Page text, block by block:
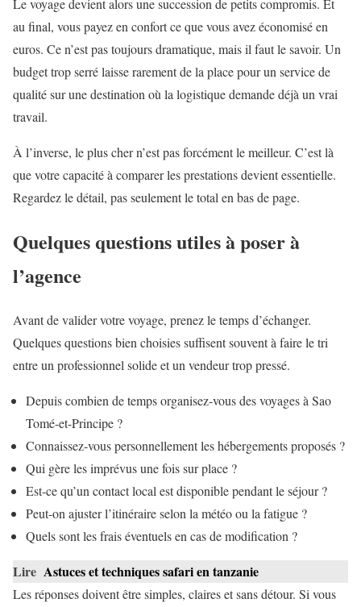
Le voyage devient alors une succession de petits compromis. Et
au final, vous payez en confort ce que vous avez économisé en
euros. Ce n’est pas toujours dramatique, mais il faut le savoir. Un
budget trop serré laisse rarement de la place pour un service de
qualité sur une destination où la logistique demande déjà un vrai
travail.
À l’inverse, le plus cher n’est pas forcément le meilleur. C’est là
que votre capacité à comparer les prestations devient essentielle.
Regardez le détail, pas seulement le total en bas de page.
Quelques questions utiles à poser à
l’agence
Avant de valider votre voyage, prenez le temps d’échanger.
Quelques questions bien choisies suffisent souvent à faire le tri
entre un professionnel solide et un vendeur trop pressé.
Depuis combien de temps organisez-vous des voyages à Sao
Tomé-et-Principe ?
Connaissez-vous personnellement les hébergements proposés ?
Qui gère les imprévus une fois sur place ?
Est-ce qu’un contact local est disponible pendant le séjour ?
Peut-on ajuster l’itinéraire selon la météo ou la fatigue ?
Quels sont les frais éventuels en cas de modification ?
Lire Astuces et techniques safari en tanzanie
Les réponses doivent être simples, claires et sans détour. Si vous